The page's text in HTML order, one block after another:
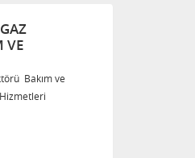
AKREDITE GAZ
BAKIM VE
Gaz Dedektörü Bakım ve
Teknik Servis Hizmetleri